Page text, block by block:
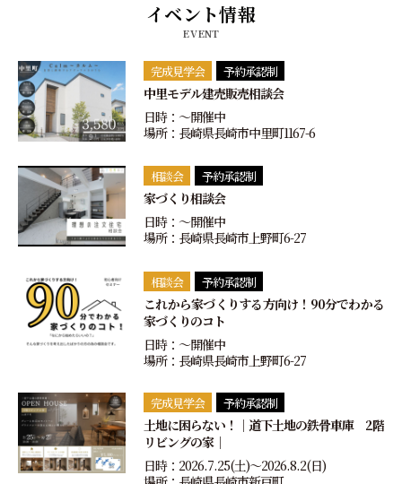
イベント情報
EVENT
完成見学会 予約承認制
中里モデル建売販売相談会
日時：〜開催中
場所：長崎県長崎市中里町1167-6
相談会 予約承認制
家づくり相談会
日時：〜開催中
場所：長崎県長崎市上野町6-27
相談会 予約承認制
これから家づくりする方向け！90分でわかる
家づくりのコト
日時：〜開催中
場所：長崎県長崎市上野町6-27
完成見学会 予約承認制
土地に困らない！｜道下土地の鉄骨車庫 2階
リビングの家｜
日時：2026.7.25(土)〜2026.8.2(日)